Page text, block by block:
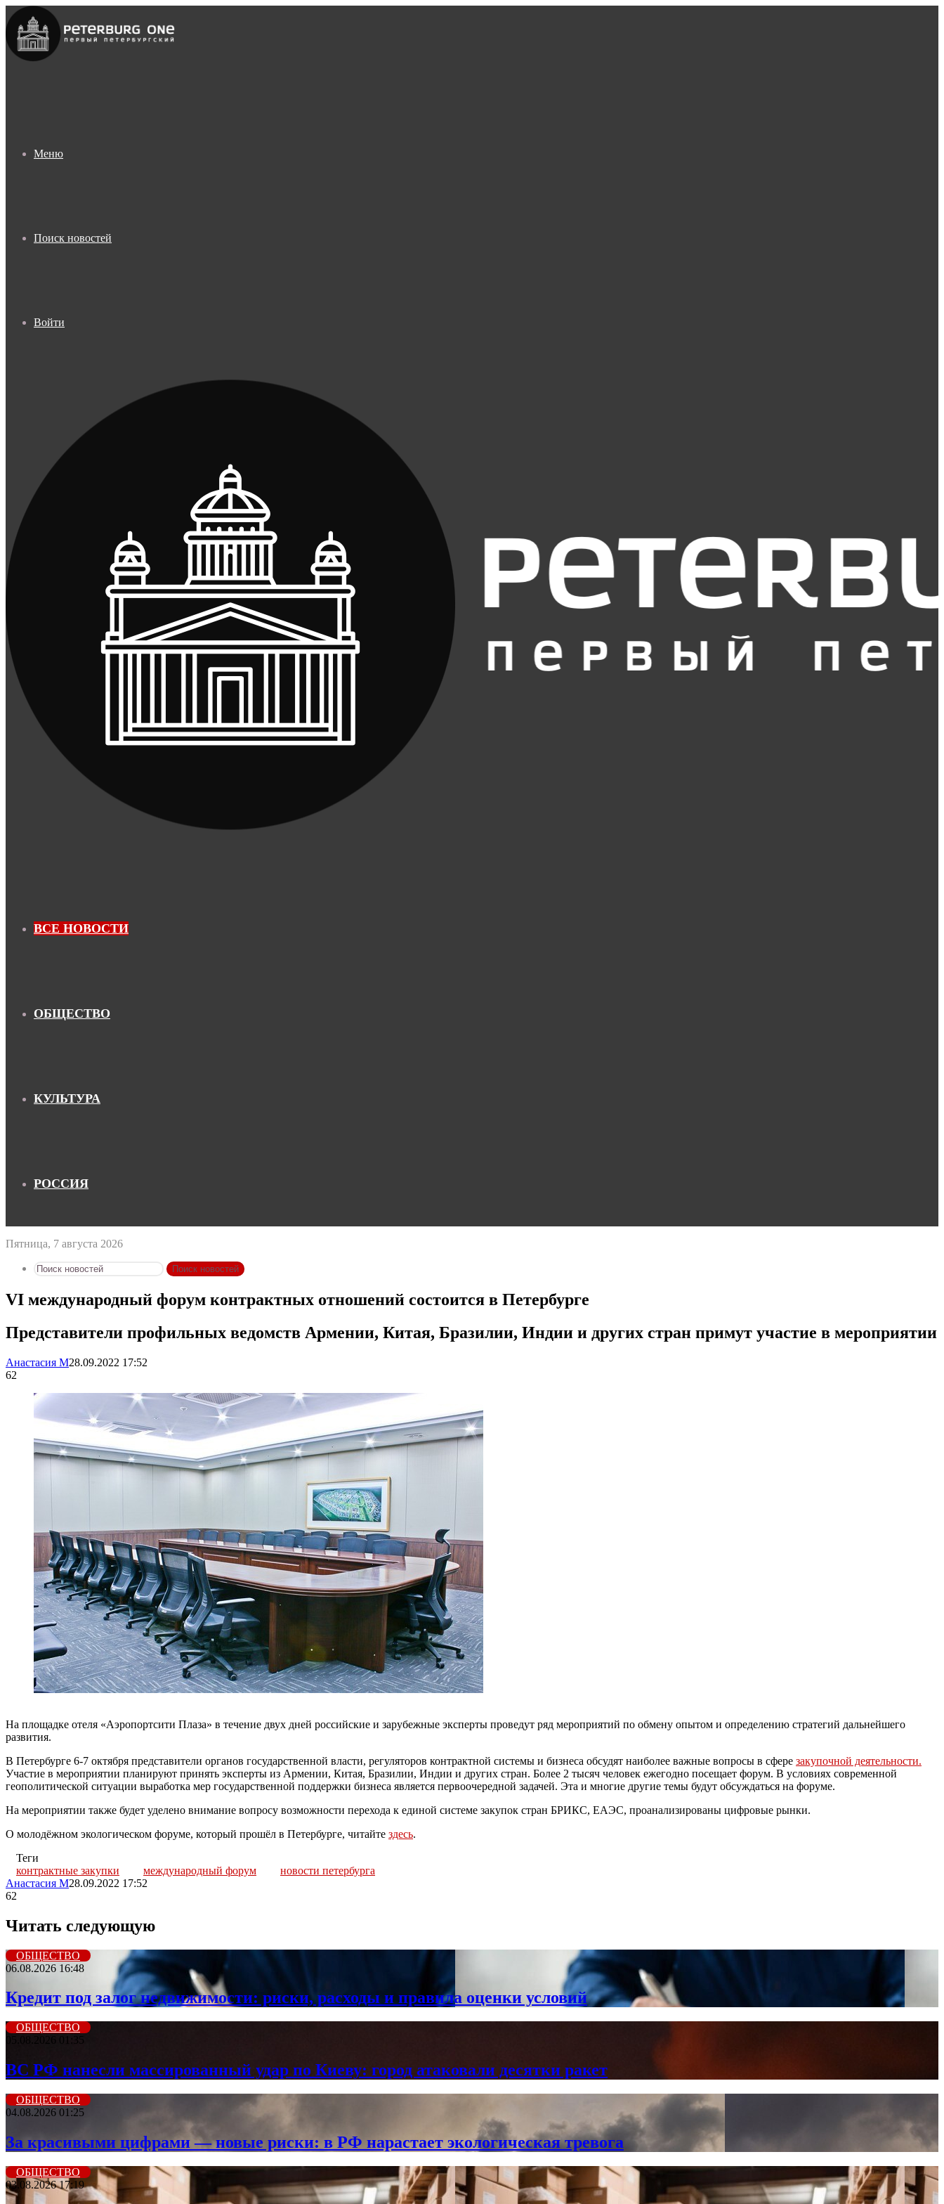
Меню
Поиск новостей
Войти
ВСЕ НОВОСТИ
ОБЩЕСТВО
КУЛЬТУРА
РОССИЯ
Пятница, 7 августа 2026
Поиск новостей
VI международный форум контрактных отношений состоится в Петербурге
Представители профильных ведомств Армении, Китая, Бразилии, Индии и других стран примут участие в мероприятии
Анастасия М28.09.2022 17:52
62
На площадке отеля «Аэропортсити Плаза» в течение двух дней российские и зарубежные эксперты проведут ряд мероприятий по обмену опытом и определению стратегий дальнейшего
развития.
В Петербурге 6-7 октября представители органов государственной власти, регуляторов контрактной системы и бизнеса обсудят наиболее важные вопросы в сфере закупочной деятельности.
Участие в мероприятии планируют принять эксперты из Армении, Китая, Бразилии, Индии и других стран. Более 2 тысяч человек ежегодно посещает форум. В условиях современной
геополитической ситуации выработка мер государственной поддержки бизнеса является первоочередной задачей. Эта и многие другие темы будут обсуждаться на форуме.
На мероприятии также будет уделено внимание вопросу возможности перехода к единой системе закупок стран БРИКС, ЕАЭС, проанализированы цифровые рынки.
О молодёжном экологическом форуме, который прошёл в Петербурге, читайте здесь.
Теги
контрактные закупки
международный форум
новости петербурга
Анастасия М28.09.2022 17:52
62
Читать следующую
ОБЩЕСТВО
06.08.2026 16:48
Кредит под залог недвижимости: риски, расходы и правила оценки условий
ОБЩЕСТВО
05.08.2026 01:35
ВС РФ нанесли массированный удар по Киеву: город атаковали десятки ракет
ОБЩЕСТВО
04.08.2026 01:25
За красивыми цифрами — новые риски: в РФ нарастает экологическая тревога
ОБЩЕСТВО
03.08.2026 17:19